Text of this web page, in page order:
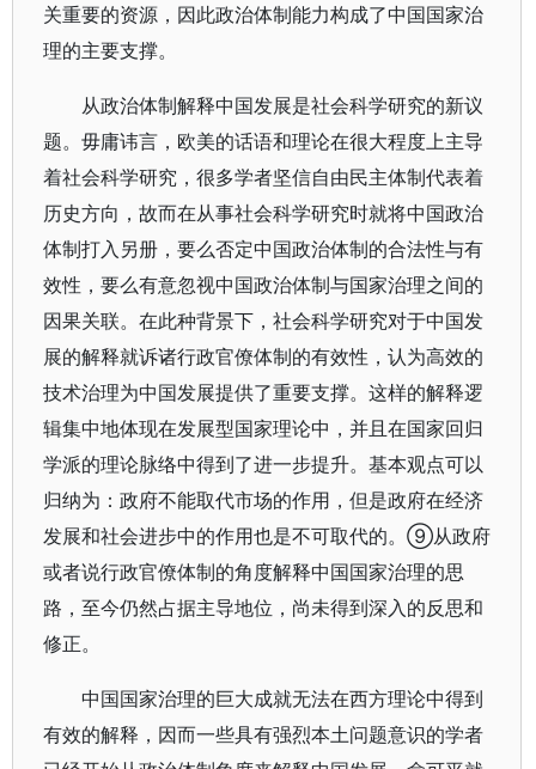
关重要的资源，因此政治体制能力构成了中国国家治
理的主要支撑。
从政治体制解释中国发展是社会科学研究的新议
题。毋庸讳言，欧美的话语和理论在很大程度上主导
着社会科学研究，很多学者坚信自由民主体制代表着
历史方向，故而在从事社会科学研究时就将中国政治
体制打入另册，要么否定中国政治体制的合法性与有
效性，要么有意忽视中国政治体制与国家治理之间的
因果关联。在此种背景下，社会科学研究对于中国发
展的解释就诉诸行政官僚体制的有效性，认为高效的
技术治理为中国发展提供了重要支撑。这样的解释逻
辑集中地体现在发展型国家理论中，并且在国家回归
学派的理论脉络中得到了进一步提升。基本观点可以
归纳为：政府不能取代市场的作用，但是政府在经济
发展和社会进步中的作用也是不可取代的。⑨从政府
或者说行政官僚体制的角度解释中国国家治理的思
路，至今仍然占据主导地位，尚未得到深入的反思和
修正。
中国国家治理的巨大成就无法在西方理论中得到
有效的解释，因而一些具有强烈本土问题意识的学者